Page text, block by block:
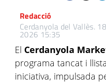
Redacció
Cerdanyola del Vallès.
2026 15:35
El Cerdanyola
programa tancat i
iniciativa, impulsada